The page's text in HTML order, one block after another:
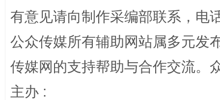
有意见请向制作采编部联系，电
公众传媒所有辅助网站属多元发
传媒网的支持帮助与合作交流。
主办 :